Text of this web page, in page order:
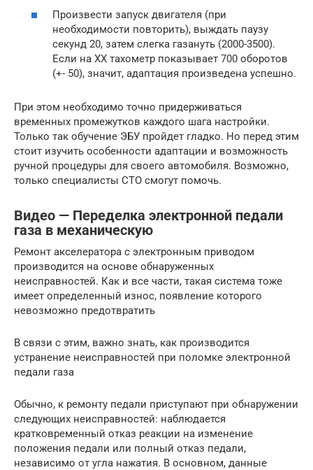
Произвести запуск двигателя (при
необходимости повторить), выждать паузу
секунд 20, затем слегка газануть (2000-3500).
Если на ХХ тахометр показывает 700 оборотов
(+- 50), значит, адаптация произведена успешно.
При этом необходимо точно придерживаться
временных промежутков каждого шага настройки.
Только так обучение ЭБУ пройдет гладко. Но перед этим
стоит изучить особенности адаптации и возможность
ручной процедуры для своего автомобиля. Возможно,
только специалисты СТО смогут помочь.
Видео — Переделка электронной педали
газа в механическую
Ремонт акселератора с электронным приводом
производится на основе обнаруженных
неисправностей. Как и все части, такая система тоже
имеет определенный износ, появление которого
невозможно предотвратить
В связи с этим, важно знать, как производится
устранение неисправностей при поломке электронной
педали газа
Обычно, к ремонту педали приступают при обнаружении
следующих неисправностей: наблюдается
кратковременный отказ реакции на изменение
положения педали или полный отказ педали,
независимо от угла нажатия. В основном, данные